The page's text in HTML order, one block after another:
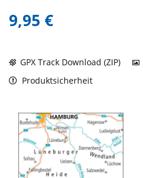
9,95 €
GPX Track Download (ZIP)
Produktsicherheit